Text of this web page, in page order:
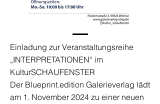
Einladung zur Veranstaltungsreihe
„INTERPRETATIONEN“ im
KulturSCHAUFENSTER
Der Blueprint.edition Galerieverlag lädt
am 1. November 2024 zu einer neuen